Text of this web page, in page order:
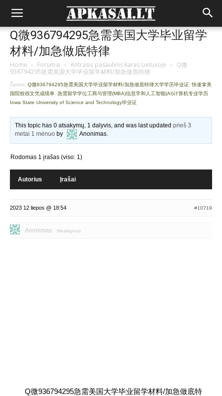
Q微936794295急需美国大学毕业留学
材料/加急做底特律
Home › Forumai › Antrasis pasaulinis karas Lietuvoje › Q微
936794295急需美国大学毕业留学材料/加急做底特律
Žymos: Q微936794295急需美国大学毕业留学材料/加急做底特律大学学历毕业证 快速拿美
国院校假文凭成绩单 急需留学学位工商与管理(MBA)信息学和人工智能(AI)计算机专业学历
Iowa State University of Science and Technology毕业证
This topic has 0 atsakymų, 1 dalyvis, and was last updatedprieš 3
metai 1 mėnuo by Anonimas.
Rodomas 1 įrašas (viso: 1)
Autorius Įrašai
2023 12 liepos @ 18:54 #10719
Anonimas Neaktyvus
Q微936794295急需美国大学毕业留学材料/加急做底特